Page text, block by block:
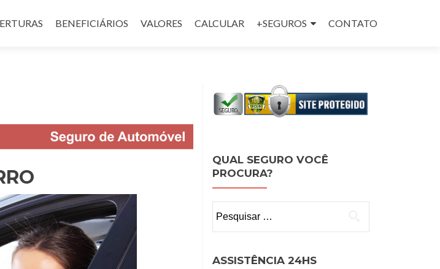
BENEFICIÁRIOS VALORES CALCULAR +SEGUROS CONTATO
QUAL SEGURO VOCÊ
PROCURA?
por:
ASSISTÊNCIA 24HS